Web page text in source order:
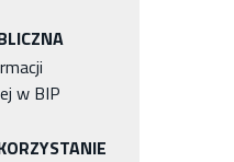
w BIP